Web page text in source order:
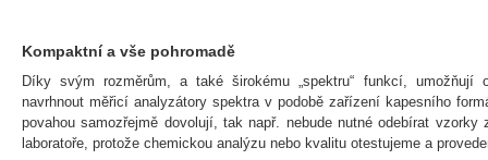
Kompaktní a vše pohromadě
Díky svým rozměrům, a také širokému „spektru“ funkcí, umožňují
navrhnout měřicí analyzátory spektra v podobě zařízení kapesního
povahou samozřejmě dovolují, tak např. nebude nutné odebírat
laboratoře, protože chemickou analýzu nebo kvalitu otestujeme a